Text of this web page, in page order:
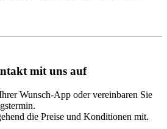
mit uns auf
Wunsch-App oder vereinbaren Sie
die Preise und Konditionen mit.